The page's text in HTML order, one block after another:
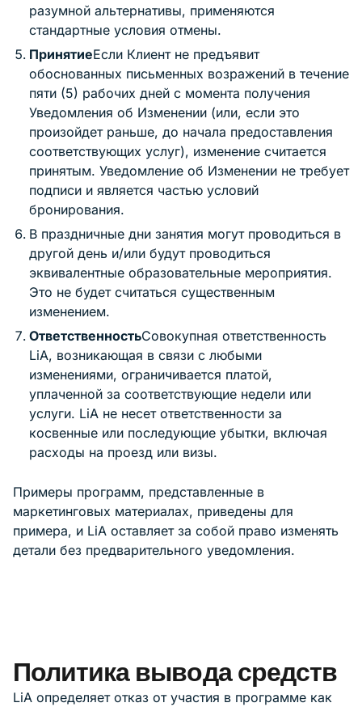
разумной альтернативы, применяются
стандартные условия отмены.
ПринятиеЕсли Клиент не предъявит
обоснованных письменных возражений в течение
пяти (5) рабочих дней с момента получения
Уведомления об Изменении (или, если это
произойдет раньше, до начала предоставления
соответствующих услуг), изменение считается
принятым. Уведомление об Изменении не требует
подписи и является частью условий
бронирования.
В праздничные дни занятия могут проводиться в
другой день и/или будут проводиться
эквивалентные образовательные мероприятия.
Это не будет считаться существенным
изменением.
ОтветственностьСовокупная ответственность
LiA, возникающая в связи с любыми
изменениями, ограничивается платой,
уплаченной за соответствующие недели или
услуги. LiA не несет ответственности за
косвенные или последующие убытки, включая
расходы на проезд или визы.
Примеры программ, представленные в
маркетинговых материалах, приведены для
примера, и LiA оставляет за собой право изменять
детали без предварительного уведомления.
Политика вывода средств
LiA определяет отказ от участия в программе как